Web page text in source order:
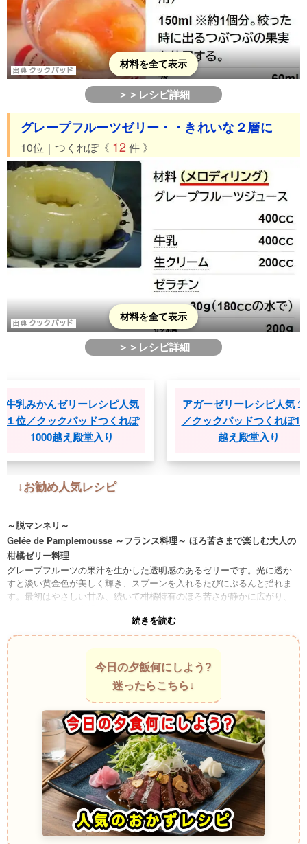
材料を全て表示
＞＞レシピ詳細
グレープフルーツゼリー・・きれいな２層に
10位｜つくれぽ《 12 件 》
材料を全て表示
＞＞レシピ詳細
んゼリーレシピ人気
ックパッドつくれぽ
越え殿堂入り
アガーゼリーレシピ人気１位
／クックパッドつくれぽ1000
越え殿堂入り
↓お勧め人気レシピ
～脱マンネリ～
Gelée de Pamplemousse ～フランス料理～ ほろ苦さまで楽しむ大人の
柑橘ゼリー料理
グレープフルーツの果汁を生かした透明感のあるゼリーです。光に透か
すと淡い黄金色が美しく輝き、スプーンを入れるたびにぷるんと揺れま
す。最初はやさしい甘み、続いて柑橘特有のほろ苦さが静かに広がり、
Grapefruit Jelly ～アメリカ料理～ 朝の果実を閉じ込めた爽快デザート料
理
グレープフルーツを朝食で楽しむ文化から生まれた人気の冷菓です。果
汁の香りが器いっぱいに広がり、ひと口ごとにみずみずしい酸味が弾け
ます。冷えたゼリーが口の中でほどける瞬間は、暑さまで忘れさせてく
れる心地よさがあります。
Gelatina al Pompelmo ～イタリア料理～ 地中海の風を思わせる柑橘料
理
鮮やかなグレープフルーツを使ったゼリーは、軽やかな酸味が魅力で
す。器を近づけるだけで爽快な香りが立ち上り、甘さに頼りすぎない自
然な味わいが楽しめます。見た目の涼しさまでごちそうになります。
Gelatina de Pomelo ～スペイン料理～ 甘酸っぱさが心地よく広がるゼ
リー料理
スペインでは柑橘を使った冷たいデザートも親しまれています。グレー
プフルーツの酸味が穏やかな甘さと調和し、口へ運ぶたびに爽やかな香
りが鼻へ抜けます。食後でも重たさを感じさせない軽快な一品です。
続きを読む
今日の夕飯何にしよう?
迷ったらこちら↓